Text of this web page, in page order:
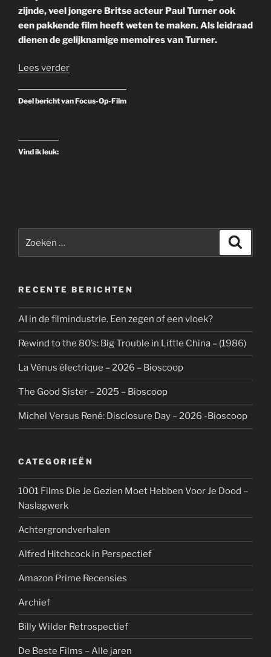
zijnde, veel jongere Britse acteur Paul Turner ook
een pakkende film heeft weten te maken. Als leidraad
dienen de gelijknamige memoires van Turner.
Lees verder
Deel bericht van Focus-Op-Film
Vind ik leuk:
naar:
RECENTE BERICHTEN
AI in de filmindustrie. Een zegen of een vloek?
Rewind to the 80’s: Big Trouble in Little China – (1986)
La Vénus électrique – 2026 – Bioscoop
The Good Sister – 2025 – Bioscoop
Michel Versus René: Disclosure Day – 2026 -Bioscoop
CATEGORIEËN
1001 Films Die Je Gezien Moet Hebben Voor Je Dood –
Naslagwerk
Achtergrondverhalen
Alfred Hitchcock in Perspectief
Amazon Prime Recensies
Archief
Billy Wilder Retrospectief
De Beste Films – Alle jaren